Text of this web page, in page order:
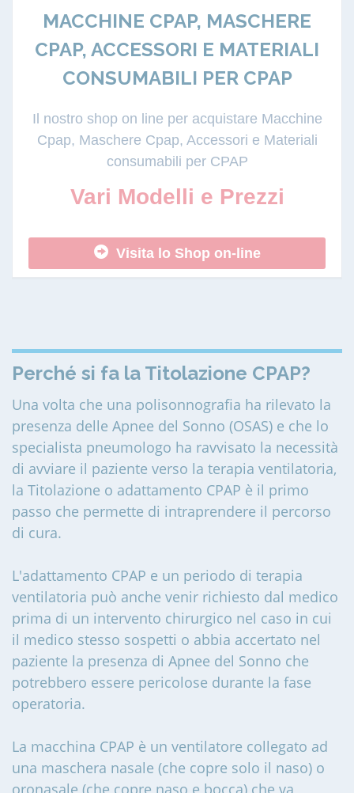
MACCHINE CPAP, MASCHERE
CPAP, ACCESSORI E MATERIALI
CONSUMABILI PER CPAP
Il nostro shop on line per acquistare Macchine
Cpap, Maschere Cpap, Accessori e Materiali
consumabili per CPAP
Vari Modelli e Prezzi
Visita lo Shop on-line
Perché si fa la Titolazione CPAP?
Una volta che una polisonnografia ha rilevato la
presenza delle Apnee del Sonno (OSAS) e che lo
specialista pneumologo ha ravvisato la necessità
di avviare il paziente verso la terapia ventilatoria,
la Titolazione o adattamento CPAP è il primo
passo che permette di intraprendere il percorso
di cura.
L'adattamento CPAP e un periodo di terapia
ventilatoria può anche venir richiesto dal medico
prima di un intervento chirurgico nel caso in cui
il medico stesso sospetti o abbia accertato nel
paziente la presenza di Apnee del Sonno che
potrebbero essere pericolose durante la fase
operatoria.
La macchina CPAP è un ventilatore collegato ad
una maschera nasale (che copre solo il naso) o
oronasale (che copre naso e bocca) che va